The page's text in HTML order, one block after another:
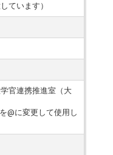
ています）
官連携推進室（大
@に変更して使用し